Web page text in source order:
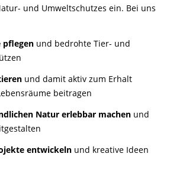
und Umweltschutzes ein. Bei uns
pflegenund bedrohte Tier- und
und damit aktiv zum Erhalt
beitragen
Natur erlebbar machenund
entwickelnund kreative Ideen